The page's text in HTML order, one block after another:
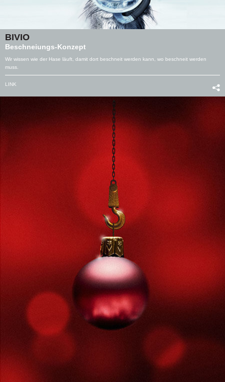
BIVIO
Beschneiungs-Konzept
Wir wissen wie der Hase läuft, damit dort beschneit werden kann, wo beschneit werden
muss.
LINK